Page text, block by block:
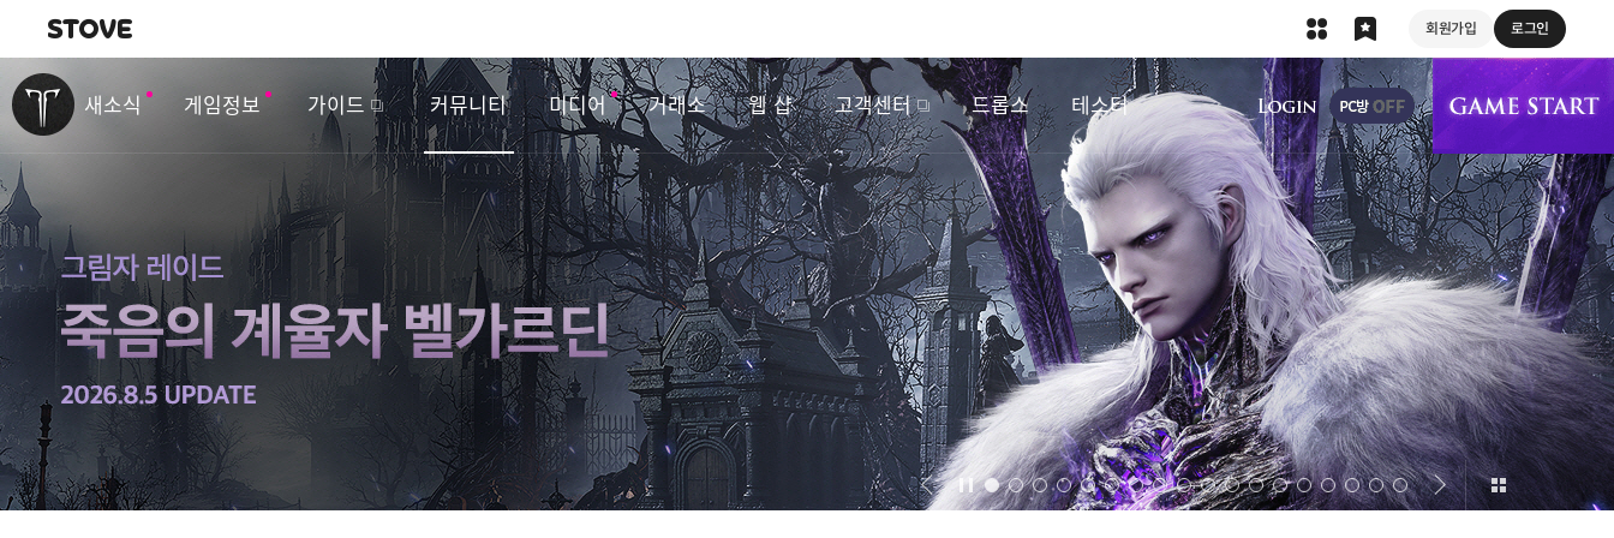
회원가입 로그인
내비게이션
새소식 게임정보 가이드 커뮤니티 미디어 거래소 웹 샵 고객센터 드롭스 테스터
상단 메뉴
벤
트
&
업
데
이
트